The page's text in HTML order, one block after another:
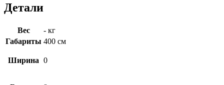
Детали
Вес
- кг
Габариты 400 см
Ширина 0